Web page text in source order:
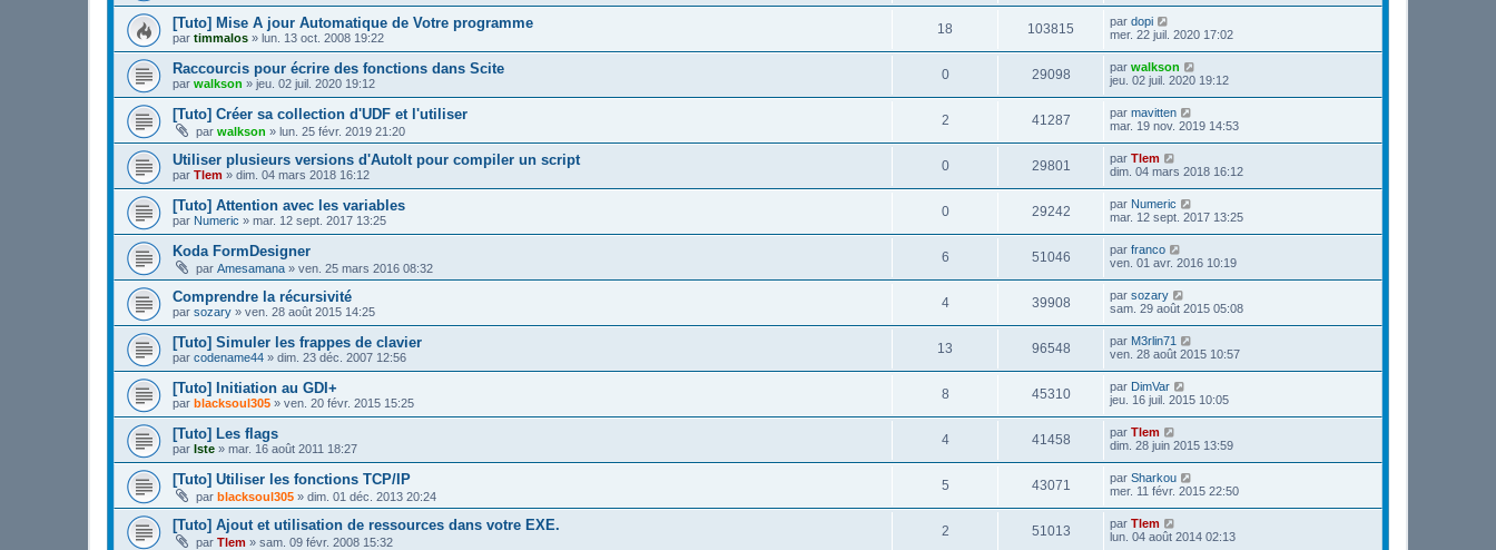
[Tuto] Mise A jour Automatique de Votre programme
par timmalos » lun. 13 oct. 2008 19:22
18 103815 par dopi
mer. 22 juil. 2020 17:02
Raccourcis pour écrire des fonctions dans Scite
par walkson » jeu. 02 juil. 2020 19:12
0 29098 par walkson
jeu. 02 juil. 2020 19:12
[Tuto] Créer sa collection d'UDF et l'utiliser
par walkson » lun. 25 févr. 2019 21:20
2 41287 par mavitten
mar. 19 nov. 2019 14:53
Utiliser plusieurs versions d'AutoIt pour compiler un script
par Tlem » dim. 04 mars 2018 16:12
0 29801 par Tlem
dim. 04 mars 2018 16:12
[Tuto] Attention avec les variables
par Numeric » mar. 12 sept. 2017 13:25
0 29242 par Numeric
mar. 12 sept. 2017 13:25
Koda FormDesigner
par Amesamana » ven. 25 mars 2016 08:32
6 51046 par franco
ven. 01 avr. 2016 10:19
Comprendre la récursivité
par sozary » ven. 28 août 2015 14:25
4 39908 par sozary
sam. 29 août 2015 05:08
[Tuto] Simuler les frappes de clavier
par codename44 » dim. 23 déc. 2007 12:56
13 96548 par M3rlin71
ven. 28 août 2015 10:57
[Tuto] Initiation au GDI+
par blacksoul305 » ven. 20 févr. 2015 15:25
8 45310 par DimVar
jeu. 16 juil. 2015 10:05
[Tuto] Les flags
par Iste » mar. 16 août 2011 18:27
4 41458 par Tlem
dim. 28 juin 2015 13:59
[Tuto] Utiliser les fonctions TCP/IP
par blacksoul305 » dim. 01 déc. 2013 20:24
5 43071 par Sharkou
mer. 11 févr. 2015 22:50
[Tuto] Ajout et utilisation de ressources dans votre EXE.
par Tlem » sam. 09 févr. 2008 15:32
2 51013 par Tlem
lun. 04 août 2014 02:13